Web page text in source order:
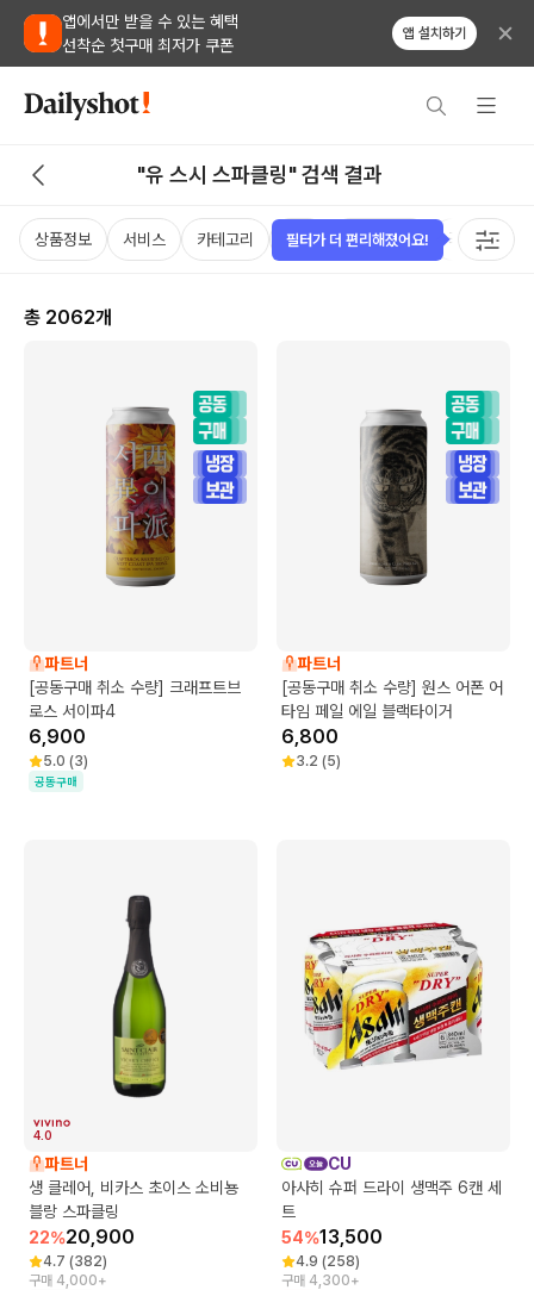
앱에서만 받을 수 있는 혜택
선착순 첫구매 최저가 쿠폰
앱 설치하기
"유 스시 스파클링" 검색 결과
상품정보 서비스 카테고리 가격 비비노점수 국가 용량
총 2062개
파트너
[공동구매 취소 수량] 크래프트브
로스 서이파4
6,900
5.0 (3)
공동구매
파트너
[공동구매 취소 수량] 원스 어폰 어
타임 페일 에일 블랙타이거
6,800
3.2 (5)
4.0
파트너
생 클레어, 비카스 초이스 소비뇽
블랑 스파클링
22%20,900
4.7 (382)
구매 4,000+
CU
아사히 슈퍼 드라이 생맥주 6캔 세
트
54%13,500
4.9 (258)
구매 4,300+
필터가 더 편리해졌어요!